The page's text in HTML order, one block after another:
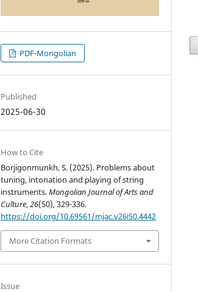
PDF-Mongolian
Published
2025-06-30
How to Cite
Borjigonmunkh, S. (2025). Problems about
tuning, intonation and playing of string
instruments.Mongolian Journal of Arts and
Culture,26(50), 329-336.
https://doi.org/10.69561/mjac.v26i50.4442
More Citation Formats
Issue